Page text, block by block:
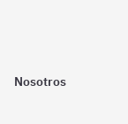
Nosotros